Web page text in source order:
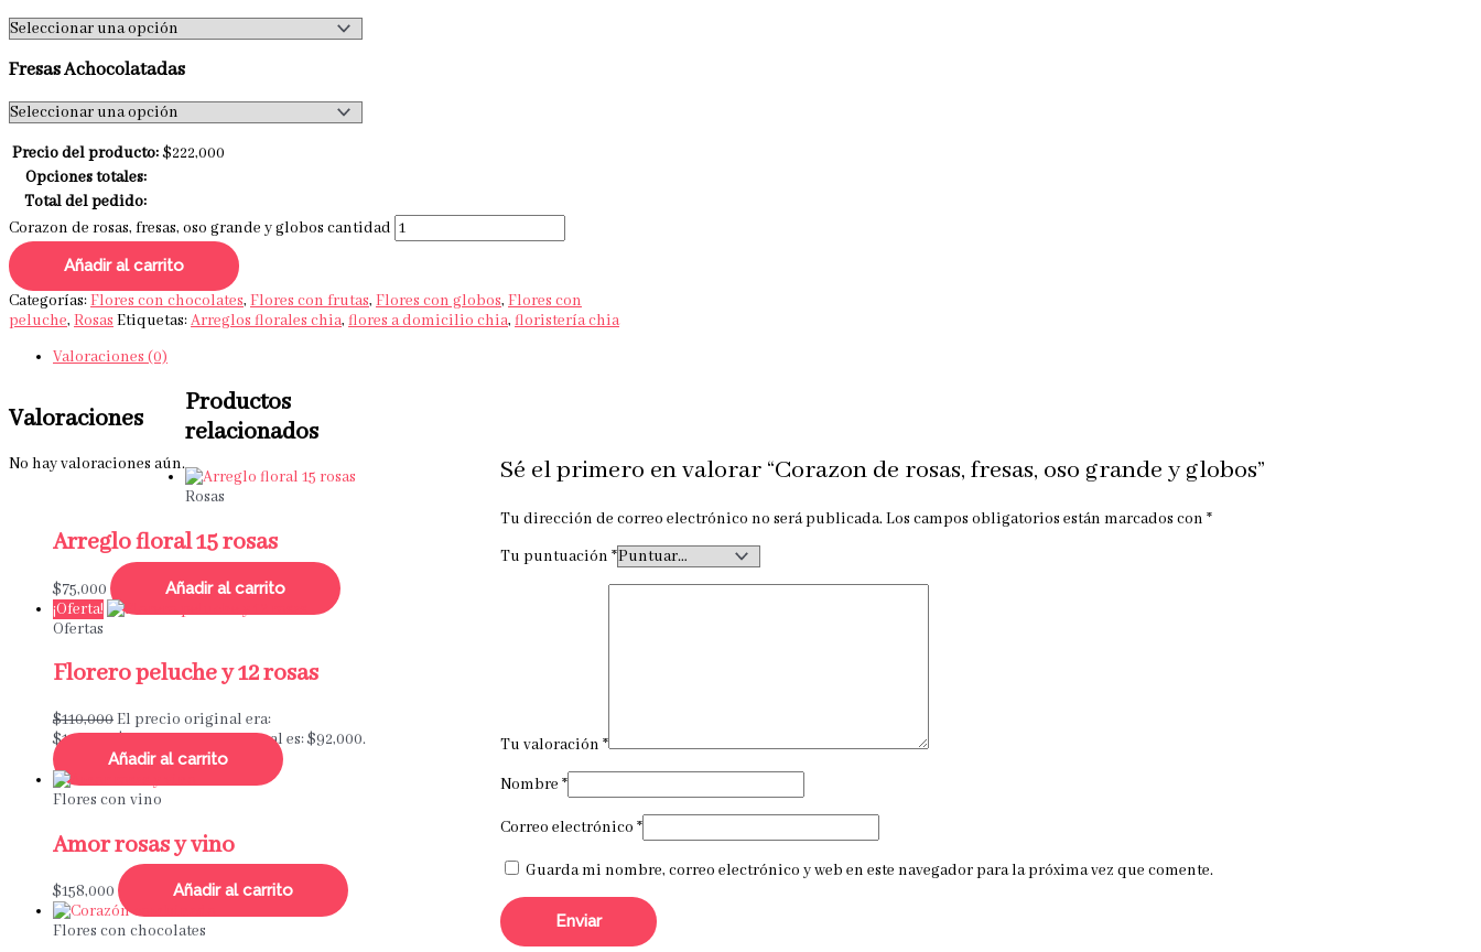
Fresas Achocolatadas
Precio del producto: $222,000
Opciones totales:
Total del pedido:
Corazon de rosas, fresas, oso grande y globos cantidad
Añadir al carrito
Categorías:Flores con chocolates, Flores con frutas, Flores con globos, Flores con
peluche, Rosas Etiquetas:Arreglos florales chia, flores a domicilio chia, floristería chia
Valoraciones (0)
Valoraciones
No hay valoraciones aún. Sé el primero en valorar “Corazon de rosas, fresas, oso grande y globos”
Tu dirección de correo electrónico no será publicada.Los campos obligatorios están marcados con *
Tu puntuación *
Tu valoración *
Nombre *
Correo electrónico *
Guarda mi nombre, correo electrónico y web en este navegador para la próxima vez que comente.
Productos
relacionados
Rosas
Arreglo floral 15 rosas
$75,000
Añadir al carrito
¡Oferta!
Ofertas
Florero peluche y 12 rosas
$110,000El precio original era:
$110,000.$92,000El precio actual es: $92,000.
Añadir al carrito
Flores con vino
Amor rosas y vino
$158,000 Añadir al carrito
Flores con chocolates